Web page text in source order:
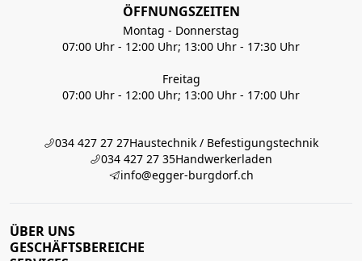
ÖFFNUNGSZEITEN
Montag - Donnerstag
07:00 Uhr - 12:00 Uhr; 13:00 Uhr - 17:30 Uhr
Freitag
07:00 Uhr - 12:00 Uhr; 13:00 Uhr - 17:00 Uhr
034 427 27 27Haustechnik / Befestigungstechnik
034 427 27 35Handwerkerladen
info@egger-burgdorf.ch
ÜBER UNS
GESCHÄFTSBEREICHE